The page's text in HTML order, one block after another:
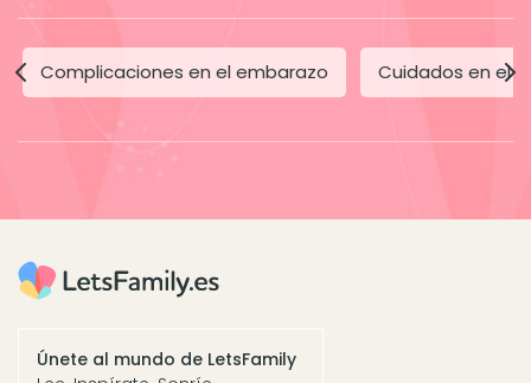
Complicaciones en el embarazo Cuidados en el
Únete al mundo de LetsFamily